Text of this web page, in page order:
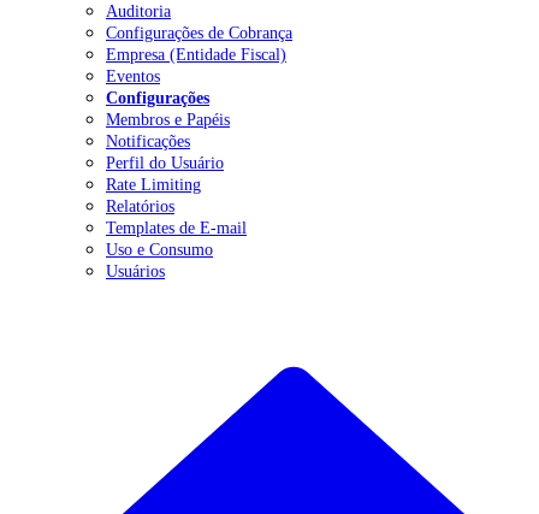
Auditoria
Configurações de Cobrança
Empresa (Entidade Fiscal)
Eventos
Configurações
Membros e Papéis
Notificações
Perfil do Usuário
Rate Limiting
Relatórios
Templates de E-mail
Uso e Consumo
Usuários